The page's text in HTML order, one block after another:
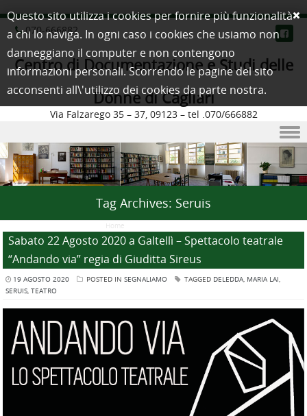
070-666882
Centro di Documentazione e Studi delle
Donne di Cagliari
Via Falzarego 35 – 37, 09123 – tel .070/666882
Skip to content
Tag Archives: Seruis
Home
Sabato 22 Agosto 2020 a Galtellì – Spettacolo teatrale
“Andando via” regia di Giuditta Sireus
19 AGOSTO 2020 POSTED IN SEGNALIAMO TAGGED DELEDDA, MARIA LAI,
SERUIS, TEATRO
Questo sito utilizza i cookies per fornire più funzionalità
a chi lo naviga. In ogni caso i cookies che usiamo non
danneggiano il computer e non contengono
informazioni personali. Scorrendo le pagine del sito
acconsenti all\'utilizzo dei cookies da parte nostra.